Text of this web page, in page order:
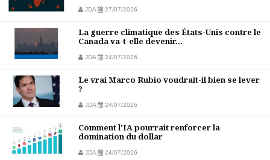
JDA 27/07/2026
La guerre climatique des États-Unis contre le
Canada va-t-elle devenir...
JDA 24/07/2026
Le vrai Marco Rubio voudrait-il bien se lever
?
JDA 24/07/2026
Comment l'IA pourrait renforcer la
domination du dollar
JDA 24/07/2026